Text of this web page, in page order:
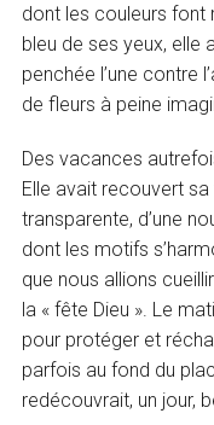
dont les couleurs font
bleu de ses yeux, elle
penchée l’une contre
de fleurs à peine
Des vacances
Elle avait recouvert
transparente, d’une
dont les motifs
que nous allions
la « fête Dieu ». Le
pour protéger et
parfois au fond du
redécouvrait, un jour,